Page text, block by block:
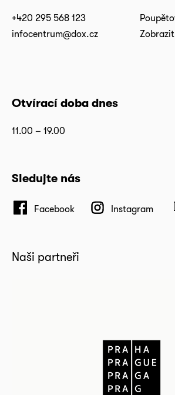
+420 295 568 123
infocentrum@dox.cz
Otvírací doba dnes
11.00 – 19.00
Sledujte nás
Facebook Instagram
Naši partneři